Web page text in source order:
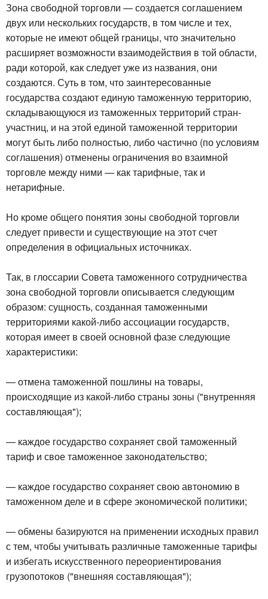
Зона свободной торговли — создается соглашением
двух или нескольких государств, в том числе и тех,
которые не имеют общей границы, что значительно
расширяет возможности взаимодействия в той области,
ради которой, как следует уже из названия, они
создаются. Суть в том, что заинтересованные
государства создают единую таможенную территорию,
складывающуюся из таможенных территорий стран-
участниц, и на этой единой таможенной территории
могут быть либо полностью, либо частично (по условиям
соглашения) отменены ограничения во взаимной
торговле между ними — как тарифные, так и
нетарифные.
Но кроме общего понятия зоны свободной торговли
следует привести и существующие на этот счет
определения в официальных источниках.
Так, в глоссарии Совета таможенного сотрудничества
зона свободной торговли описывается следующим
образом: сущность, созданная таможенными
территориями какой-либо ассоциации государств,
которая имеет в своей основной фазе следующие
характеристики:
— отмена таможенной пошлины на товары,
происходящие из какой-либо страны зоны ("внутренняя
составляющая");
— каждое государство сохраняет свой таможенный
тариф и свое таможенное законодательство;
— каждое государство сохраняет свою автономию в
таможенном деле и в сфере экономической политики;
— обмены базируются на применении исходных правил
с тем, чтобы учитывать различные таможенные тарифы
и избегать искусственного переориентирования
грузопотоков ("внешняя составляющая");